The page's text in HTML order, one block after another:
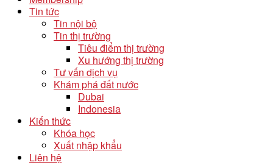
Tin tức
Tin nội bộ
Tin thị trường
Tiêu điểm thị trường
Xu hướng thị trường
Tư vấn dịch vụ
Khám phá đất nước
Dubai
Indonesia
Kiến thức
Khóa học
Xuất nhập khẩu
Liên hệ